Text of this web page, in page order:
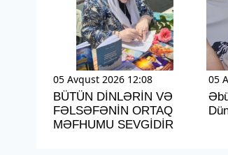
05 Avqust 2026 12:08
BÜTÜN DİNLƏRİN VƏ
FƏLSƏFƏNİN ORTAQ
MƏFHUMU SEVGİDİR
05